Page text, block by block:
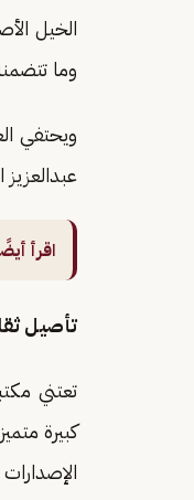
الخيل
وما
اقرأ
تأصيل
تعتني
كبيرة